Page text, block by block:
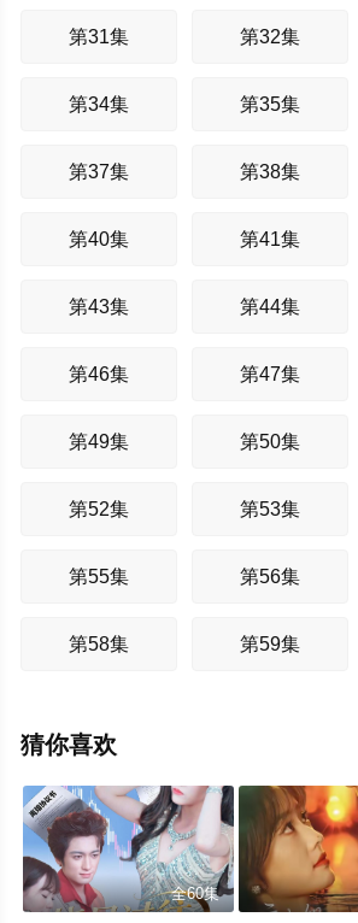
第31集 第32集
第34集 第35集
第37集 第38集
第40集 第41集
第43集 第44集
第46集 第47集
第49集 第50集
第52集 第53集
第55集 第56集
第58集 第59集
猜你喜欢
全60集